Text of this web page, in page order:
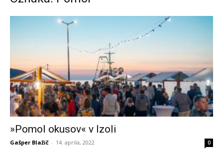
»Pomol okusov« v Izoli
Gašper Blažič - 14. aprila, 2022 0